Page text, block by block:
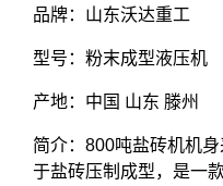
品牌：山东沃达重工
型号：粉末成型液压机
产地：中国 山东 滕州
简介：800吨盐砖机机
于盐砖压制成型，是一